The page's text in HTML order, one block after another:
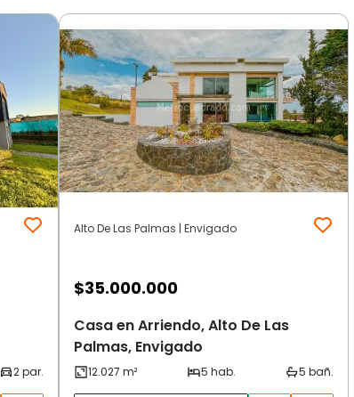
Alto De Las Palmas | Envigado
$35.000.000
Casa en Arriendo, Alto De Las
Palmas, Envigado